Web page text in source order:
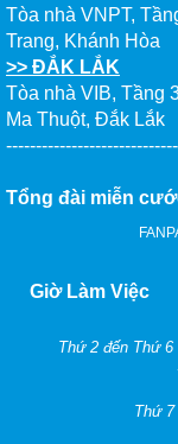
Tòa nhà VNPT,
Trang, Khánh Hòa
>> ĐẮK LẮK
Tòa nhà VIB, Tầng
Ma Thuột, Đắk Lắk
Tổng đài miễn
Giờ Làm Việc
Thứ 2 đến Thứ 6
- Chiều:
Thứ 7 -